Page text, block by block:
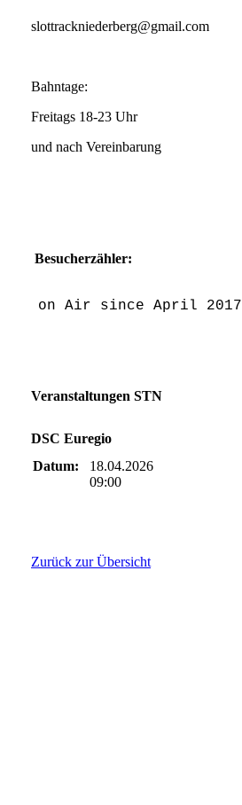
slottrackniederberg@gmail.com
Bahntage:
Freitags 18-23 Uhr
und nach Vereinbarung
Besucherzähler:
on Air since April 2017
Veranstaltungen STN
DSC Euregio
Datum:
18.04.2026
09:00
Zurück zur Übersicht